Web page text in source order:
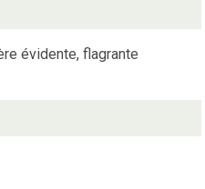
évidente, flagrante